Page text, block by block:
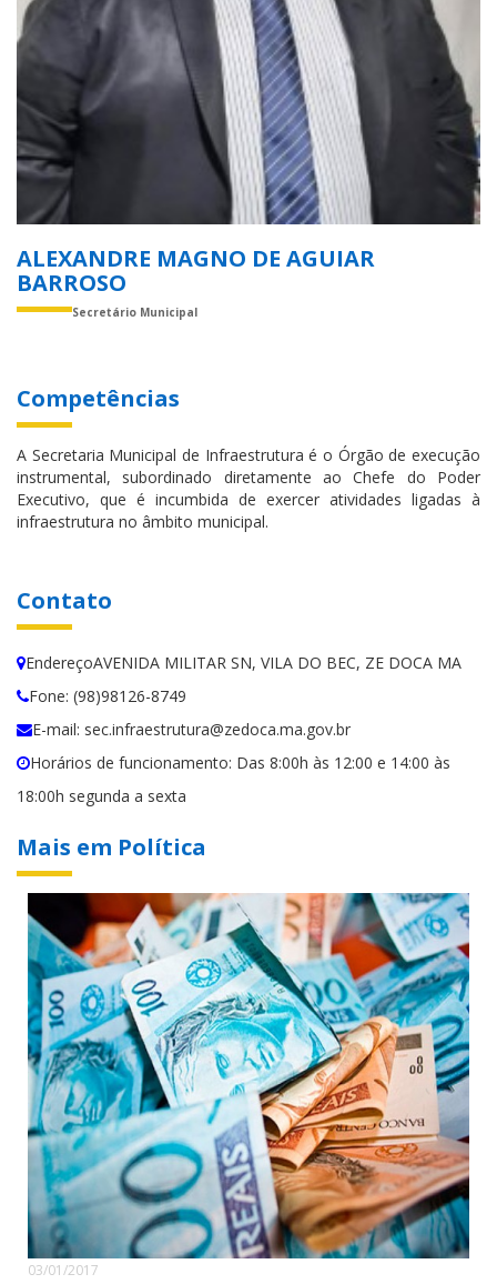
ALEXANDRE MAGNO DE AGUIAR
BARROSO
Secretário Municipal
Competências
A Secretaria Municipal de Infraestrutura é o Órgão de execução
instrumental, subordinado diretamente ao Chefe do Poder
Executivo, que é incumbida de exercer atividades ligadas à
infraestrutura no âmbito municipal.
Contato
EndereçoAVENIDA MILITAR SN, VILA DO BEC, ZE DOCA MA
Fone: (98)98126-8749
E-mail: sec.infraestrutura@zedoca.ma.gov.br
Horários de funcionamento: Das 8:00h às 12:00 e 14:00 às
18:00h segunda a sexta
Mais em Política
03/01/2017